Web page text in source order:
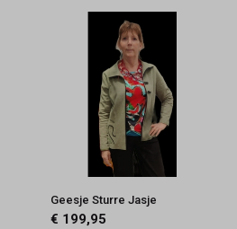
Geesje Sturre Jasje
€ 199,95